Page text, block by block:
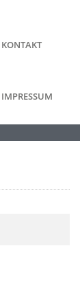
KONTAKT
IMPRESSUM